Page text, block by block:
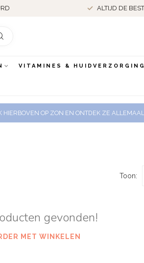
ALTIJD DE
VITAMINES & HUIDVERZORGING
HIERBOVEN OP ZON EN ONTDEK ZE ALLEMAAL
Toon:
gevonden!
MET WINKELEN